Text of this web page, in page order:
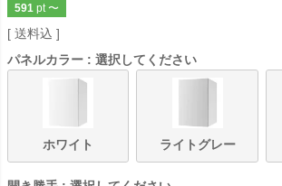
591 pt 〜
送料込
パネルカラー
選択してください
ホワイト ライトグレー